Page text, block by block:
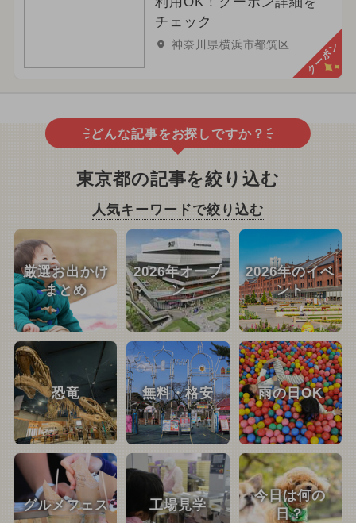
チェック
神奈川県横浜市都筑区 クーポン
どんな記事をお探しですか？
東京都の記事を絞り込む
人気キーワードで絞り込む
厳選お出かけ
まとめ
2026年オープ
ン
2026年のイベ
ント
恐竜 無料・格安 雨の日OK
グルメフェス 工場見学
今日は何の
日？